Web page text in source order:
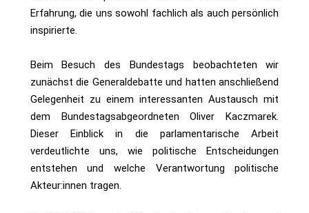
Erfahrung, die uns sowohl fachlich als auch persönlich
inspirierte.
Beim Besuch des Bundestags beobachteten wir
zunächst die Generaldebatte und hatten anschließend
Gelegenheit zu einem interessanten Austausch mit
dem Bundestagsabgeordneten Oliver Kaczmarek.
Dieser Einblick in die parlamentarische Arbeit
verdeutlichte uns, wie politische Entscheidungen
entstehen und welche Verantwortung politische
Akteur:innen tragen.